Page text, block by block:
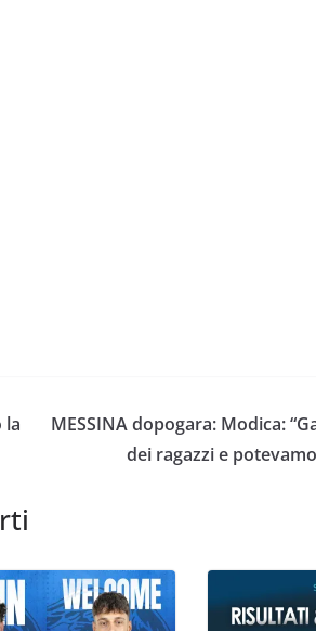
la
MESSINA dopogara: Modica:
dei ragazzi e